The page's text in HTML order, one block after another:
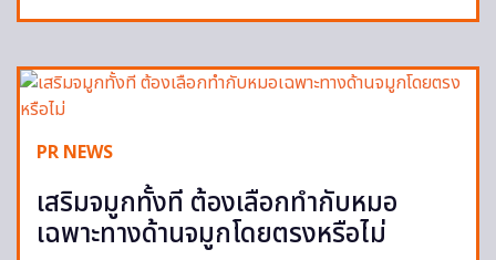
PR NEWS
เสริมจมูกทั้งที ต้องเลือกทำกับหมอ
เฉพาะทางด้านจมูกโดยตรงหรือไม่